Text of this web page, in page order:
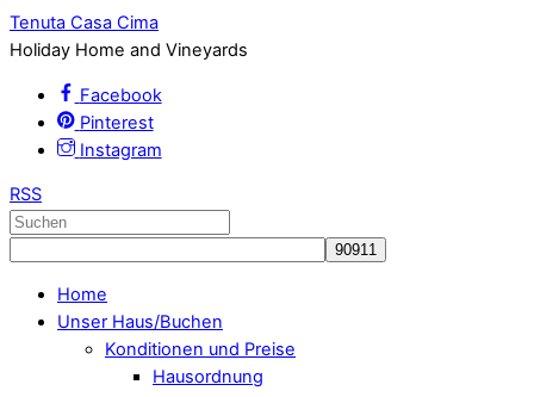
Tenuta Casa Cima
Holiday Home and Vineyards
Facebook
Pinterest
Instagram
RSS
Home
Unser Haus/Buchen
Konditionen und Preise
Hausordnung